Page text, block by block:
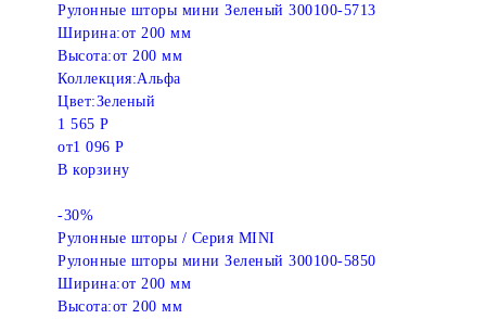
Рулонные шторы мини Зеленый 300100-5713
Ширина:от 200 мм
Высота:от 200 мм
Коллекция:Альфа
Цвет:Зеленый
1 565 Р
от1 096 Р
В корзину
-30%
Рулонные шторы / Серия MINI
Рулонные шторы мини Зеленый 300100-5850
Ширина:от 200 мм
Высота:от 200 мм